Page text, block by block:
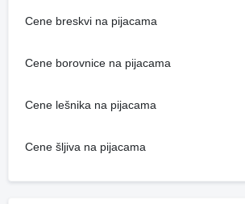
Cene breskvi na pijacama
Cene borovnice na pijacama
Cene lešnika na pijacama
Cene šljiva na pijacama